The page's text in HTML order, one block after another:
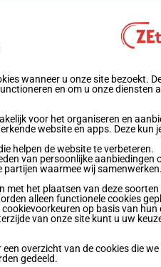
wanneer u onze site bezoekt.
en om u onze diensten
voor het organiseren en
website en apps. Deze kun
helpen de website te verbeteren.
van persoonlijke aanbiedingen
partijen waarmee wij samenwerken.
met het plaatsen van deze soorten
alleen functionele cookies
op basis van hun
van onze site kunt u uw
overzicht van de cookies die we
gedeeld.